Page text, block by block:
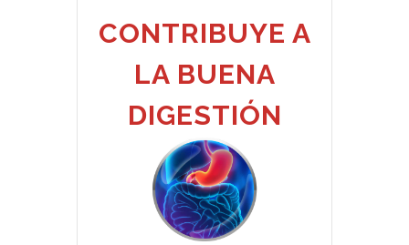
CONTRIBUYE A
LA BUENA
DIGESTIÓN